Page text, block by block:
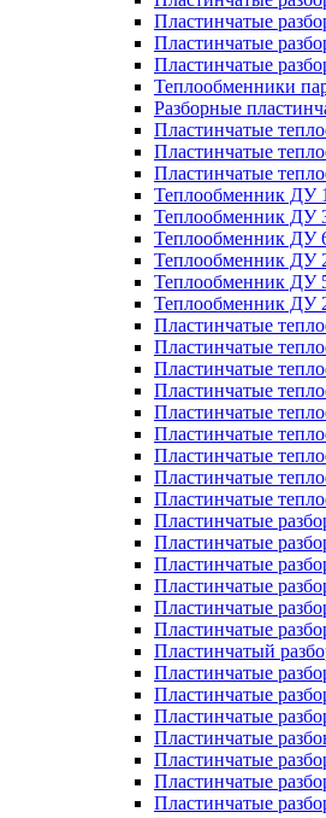
Пластинчатые
Пластинчатые
Пластинчатые
Теплообменники
Разборные
Пластинчатые
Пластинчатые
Пластинчатые
Теплообменник ДУ
Теплообменник ДУ
Теплообменник ДУ
Теплообменник ДУ
Теплообменник ДУ
Теплообменник ДУ
Пластинчатые
Пластинчатые
Пластинчатые
Пластинчатые
Пластинчатые
Пластинчатые
Пластинчатые
Пластинчатые
Пластинчатые
Пластинчатые
Пластинчатые
Пластинчатые
Пластинчатые
Пластинчатые
Пластинчатые
Пластинчатый
Пластинчатые
Пластинчатые
Пластинчатые
Пластинчатые
Пластинчатые
Пластинчатые
Пластинчатые